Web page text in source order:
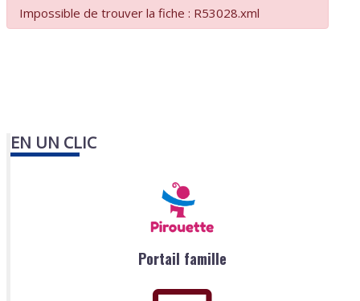
Impossible de trouver la fiche : R53028.xml
EN UN CLIC
Portail famille